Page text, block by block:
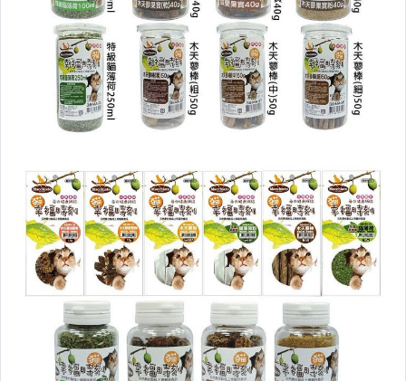
貓｜貓砂/砂盆
貓｜抓板/跳台
狗｜罐頭/餐盒
狗｜潔牙骨/零食
營養品/保健
清潔/美容/保養
睡窩/睡床/涼墊
籠子/提籃/推車
🐹小動物專區🐹